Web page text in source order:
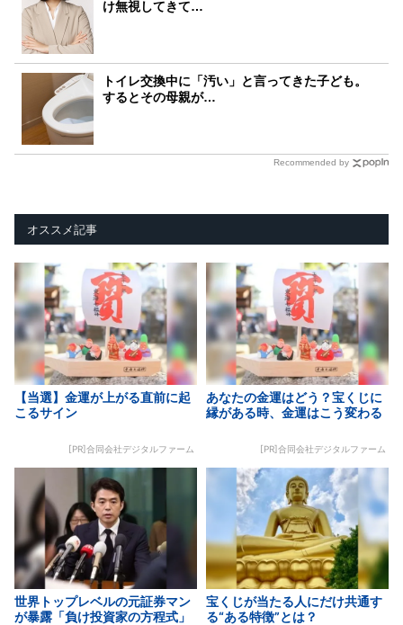
け無視してきて…
トイレ交換中に「汚い」と言ってきた子ども。
するとその母親が…
Recommended by
オススメ記事
【当選】金運が上がる直前に起
こるサイン
[PR]合同会社デジタルファーム
あなたの金運はどう？宝くじに
縁がある時、金運はこう変わる
[PR]合同会社デジタルファーム
世界トップレベルの元証券マン
が暴露「負け投資家の方程式」
宝くじが当たる人にだけ共通す
る“ある特徴”とは？